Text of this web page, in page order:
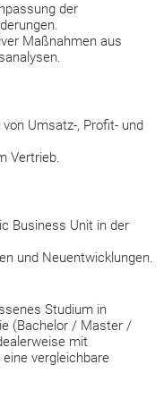
der
Maßnahmen aus
Umsatz-, Profit- und
Vertrieb.
Business Unit in der
und Neuentwicklungen.
Studium in
(Bachelor / Master /
mit
vergleichbare